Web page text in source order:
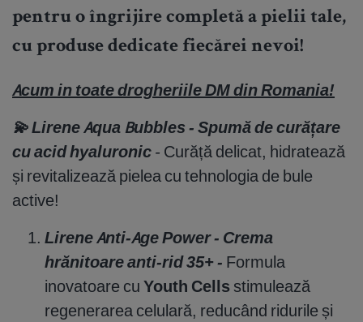
pentru o îngrijire completă a pielii tale,
cu produse dedicate fiecărei nevoi!
Acum in toate drogheriile DM din Romania!
💫Lirene Aqua Bubbles - Spumă de curățare
cu acid hyaluronic - Curăță delicat, hidratează
și revitalizează pielea cu tehnologia de bule
active!
Lirene Anti-Age Power - Crema
hrănitoare anti-rid 35+- Formula
inovatoare cu Youth Cells stimulează
regenerarea celulară, reducând ridurile și